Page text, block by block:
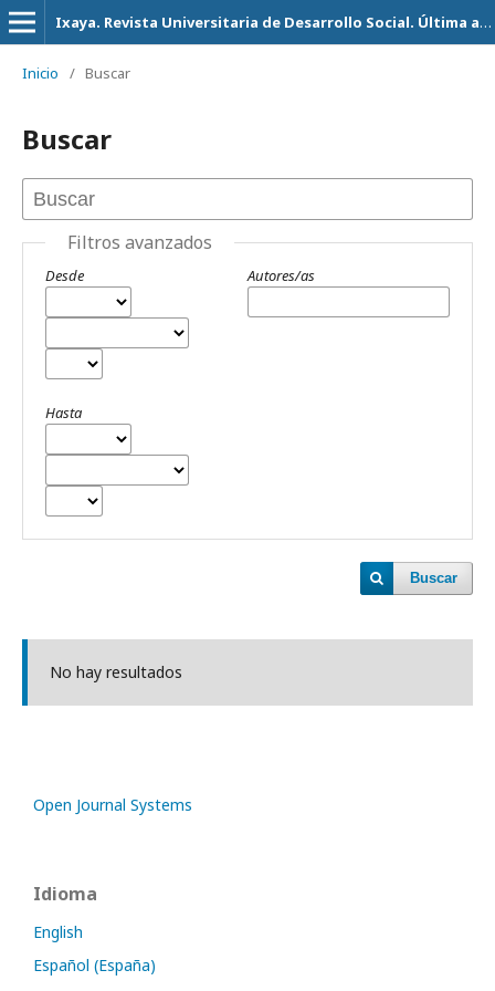
Ixaya. Revista Universitaria de Desarrollo Social. Última actualización 14 de Julio del 2026
Inicio / Buscar
Buscar
Filtros avanzados
Desde
Hasta
Autores/as
Buscar
No hay resultados
Open Journal Systems
Idioma
English
Español (España)